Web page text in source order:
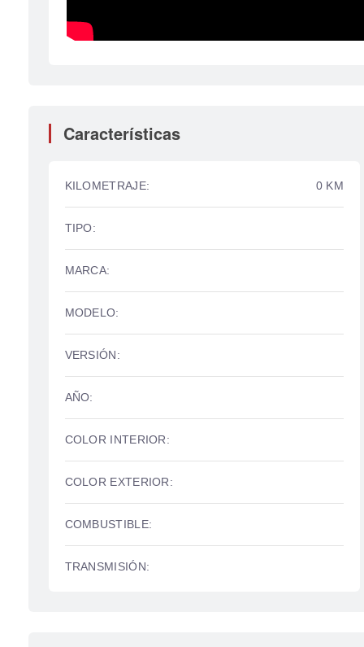
Características
KILOMETRAJE: 0 KM
TIPO:
MARCA:
MODELO:
VERSIÓN:
AÑO:
COLOR INTERIOR:
COLOR EXTERIOR:
COMBUSTIBLE:
TRANSMISIÓN: